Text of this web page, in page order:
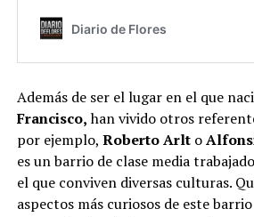
Además de ser el lugar en el que
Francisco,han vivido otros
por ejemplo, Roberto Arlto
es un barrio de clase media
el que conviven diversas culturas.
aspectos más curiosos de este